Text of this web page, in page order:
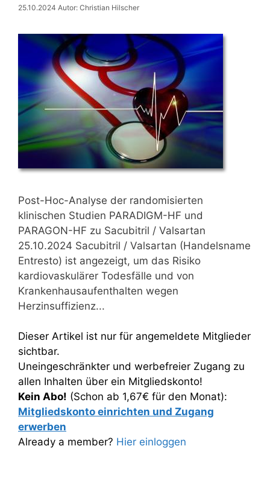
25.10.2024 Autor: Christian Hilscher
Post-Hoc-Analyse der randomisierten
klinischen Studien PARADIGM-HF und
PARAGON-HF zu Sacubitril / Valsartan
25.10.2024 Sacubitril / Valsartan (Handelsname
Entresto) ist angezeigt, um das Risiko
kardiovaskulärer Todesfälle und von
Krankenhausaufenthalten wegen
Herzinsuffizienz...
Dieser Artikel ist nur für angemeldete Mitglieder
sichtbar.
Uneingeschränkter und werbefreier Zugang zu
allen Inhalten über ein Mitgliedskonto!
Kein Abo! (Schon ab 1,67€ für den Monat):
Mitgliedskonto einrichten und Zugang
erwerben
Already a member? Hier einloggen